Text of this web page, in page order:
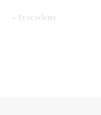
« Précédent